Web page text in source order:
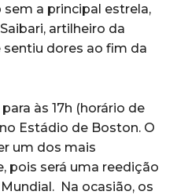
a principal estrela,
artilheiro da
dores ao fim da
às 17h (horário de
Estádio de Boston. O
um dos mais
pois será uma reedição
Na ocasião, os